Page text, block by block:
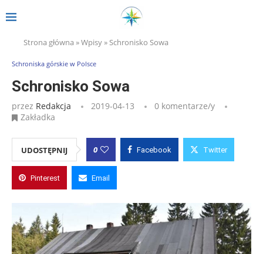
Strona główna »Wpisy»Schronisko Sowa
Schroniska górskie w Polsce
Schronisko Sowa
przez Redakcja 2019-04-13
0 komentarze/y
Zakładka
UDOSTĘPNIJ 0 Facebook Twitter
Pinterest Email